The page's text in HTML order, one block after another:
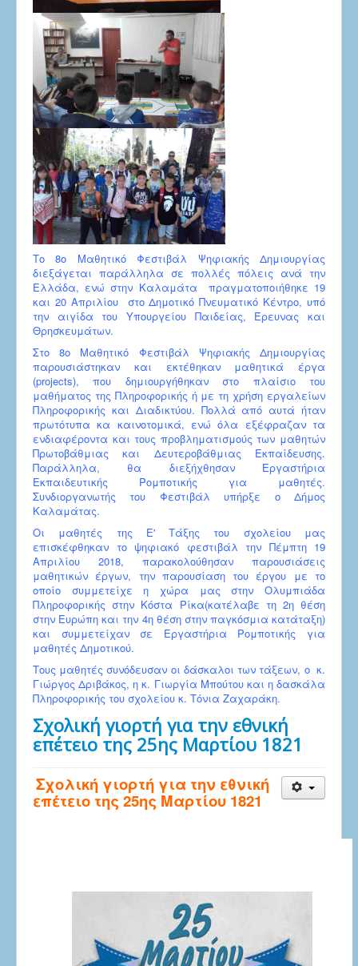
Το 8ο Μαθητικό Φεστιβάλ Ψηφιακής Δημιουργίας
διεξάγεται παράλληλα σε πολλές πόλεις ανά την
Ελλάδα, ενώ στην Καλαμάτα πραγματοποιήθηκε 19
και 20 Απριλίου στο Δημοτικό Πνευματικό Κέντρο, υπό
την αιγίδα του Υπουργείου Παιδείας, Έρευνας και
Θρησκευμάτων.
Στο 8ο Μαθητικό Φεστιβάλ Ψηφιακής Δημιουργίας
παρουσιάστηκαν και εκτέθηκαν μαθητικά έργα
(projects), που δημιουργήθηκαν στο πλαίσιο του
μαθήματος της Πληροφορικής ή με τη χρήση εργαλείων
Πληροφορικής και Διαδικτύου. Πολλά από αυτά ήταν
πρωτότυπα κα καινοτομικά, ενώ όλα εξέφραζαν τα
ενδιαφέροντα και τους προβληματισμούς των μαθητών
Πρωτοβάθμιας και Δευτεροβάθμιας Εκπαίδευσης.
Παράλληλα, θα διεξήχθησαν Εργαστήρια
Εκπαιδευτικής Ρομποτικής για μαθητές.
Συνδιοργανωτής του Φεστιβάλ υπήρξε ο Δήμος
Καλαμάτας.
Οι μαθητές της Ε' Τάξης του σχολείου μας
επισκέφθηκαν το ψηφιακό φεστιβάλ την Πέμπτη 19
Απριλίου 2018, παρακολούθησαν παρουσιάσεις
μαθητικών έργων, την παρουσίαση του έργου με το
οποίο συμμετείχε η χώρα μας στην Ολυμπιάδα
Πληροφορικής στην Κόστα Ρίκα(κατέλαβε τη 2η θέση
στην Ευρώπη και την 4η θέση στην παγκόσμια κατάταξη)
και συμμετείχαν σε Εργαστήρια Ρομποτικής για
μαθητές Δημοτικού.
Τους μαθητές συνόδευσαν οι δάσκαλοι των τάξεων, ο κ.
Γιώργος Δριβάκος, η κ. Γιωργία Μπούτου και η δασκάλα
Πληροφορικής του σχολείου κ. Τόνια Ζαχαράκη.
Σχολική γιορτή για την εθνική
επέτειο της 25ης Μαρτίου 1821
Σχολική γιορτή για την εθνική
επέτειο της 25ης Μαρτίου 1821